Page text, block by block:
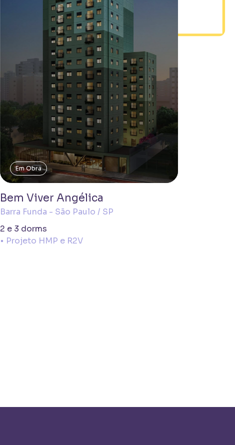
Em Obra
Bem Viver Angélica
Barra Funda - São Paulo / SP
2 e 3 dorms
• Projeto HMP e R2V